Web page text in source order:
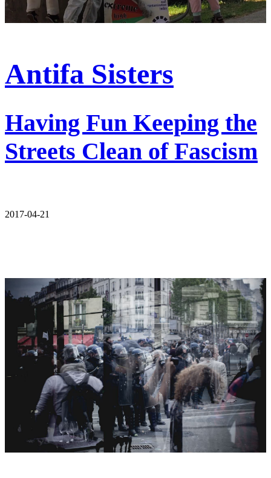
Antifa Sisters
Having Fun Keeping the
Streets Clean of Fascism
2017-04-21